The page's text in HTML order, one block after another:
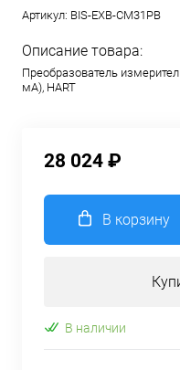
Артикул: BIS-EXB-CM31PB
Описание товара:
Преобразователь
мА), HART
28 024 ₽
В корзину
В наличии